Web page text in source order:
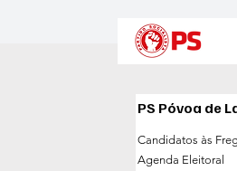
PS Póvoa de
Candidatos às
Agenda Eleitoral